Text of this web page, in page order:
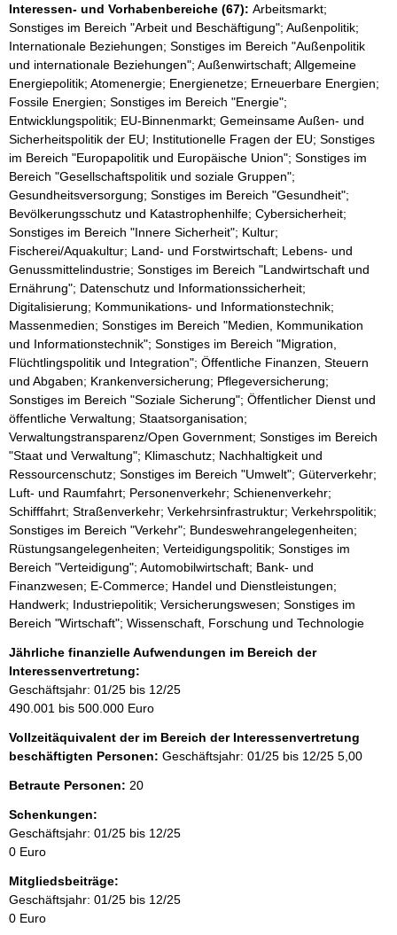
Interessen- und Vorhabenbereiche (67): Arbeitsmarkt;
Sonstiges im Bereich "Arbeit und Beschäftigung"; Außenpolitik;
Internationale Beziehungen; Sonstiges im Bereich "Außenpolitik
und internationale Beziehungen"; Außenwirtschaft; Allgemeine
Energiepolitik; Atomenergie; Energienetze; Erneuerbare Energien;
Fossile Energien; Sonstiges im Bereich "Energie";
Entwicklungspolitik; EU-Binnenmarkt; Gemeinsame Außen- und
Sicherheitspolitik der EU; Institutionelle Fragen der EU; Sonstiges
im Bereich "Europapolitik und Europäische Union"; Sonstiges im
Bereich "Gesellschaftspolitik und soziale Gruppen";
Gesundheitsversorgung; Sonstiges im Bereich "Gesundheit";
Bevölkerungsschutz und Katastrophenhilfe; Cybersicherheit;
Sonstiges im Bereich "Innere Sicherheit"; Kultur;
Fischerei/Aquakultur; Land- und Forstwirtschaft; Lebens- und
Genussmittelindustrie; Sonstiges im Bereich "Landwirtschaft und
Ernährung"; Datenschutz und Informationssicherheit;
Digitalisierung; Kommunikations- und Informationstechnik;
Massenmedien; Sonstiges im Bereich "Medien, Kommunikation
und Informationstechnik"; Sonstiges im Bereich "Migration,
Flüchtlingspolitik und Integration"; Öffentliche Finanzen, Steuern
und Abgaben; Krankenversicherung; Pflegeversicherung;
Sonstiges im Bereich "Soziale Sicherung"; Öffentlicher Dienst und
öffentliche Verwaltung; Staatsorganisation;
Verwaltungstransparenz/Open Government; Sonstiges im Bereich
"Staat und Verwaltung"; Klimaschutz; Nachhaltigkeit und
Ressourcenschutz; Sonstiges im Bereich "Umwelt"; Güterverkehr;
Luft- und Raumfahrt; Personenverkehr; Schienenverkehr;
Schifffahrt; Straßenverkehr; Verkehrsinfrastruktur; Verkehrspolitik;
Sonstiges im Bereich "Verkehr"; Bundeswehrangelegenheiten;
Rüstungsangelegenheiten; Verteidigungspolitik; Sonstiges im
Bereich "Verteidigung"; Automobilwirtschaft; Bank- und
Finanzwesen; E-Commerce; Handel und Dienstleistungen;
Handwerk; Industriepolitik; Versicherungswesen; Sonstiges im
Bereich "Wirtschaft"; Wissenschaft, Forschung und Technologie
Jährliche finanzielle Aufwendungen im Bereich der
Interessenvertretung:
Geschäftsjahr: 01/25 bis 12/25
490.001 bis 500.000 Euro
Vollzeitäquivalent der im Bereich der Interessenvertretung
beschäftigten Personen: Geschäftsjahr: 01/25 bis 12/25 5,00
Betraute Personen: 20
Schenkungen:
Geschäftsjahr: 01/25 bis 12/25
0 Euro
Mitgliedsbeiträge:
Geschäftsjahr: 01/25 bis 12/25
0 Euro